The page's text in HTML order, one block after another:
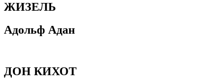
ЖИЗЕЛЬ
Адольф Адан
ДОН КИХОТ